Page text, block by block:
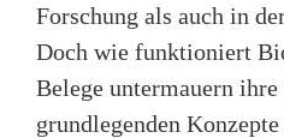
Forschung als auch in
Doch wie funktioniert
Belege untermauern
grundlegenden